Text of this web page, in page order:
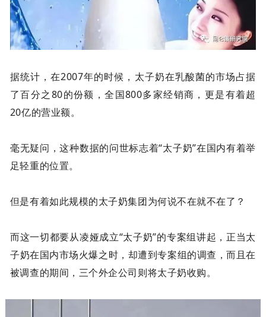
据统计，在2007年的时候，太子奶在乳酸菌的市场占据
了百分之80的份额，全国800多家经销商，更是有着超
20亿的营业额。
毫无疑问，这种数据的问世标志着“太子奶”在国内有着举
足轻重的位置。
但是有着如此规模的太子奶集团为何说不在就不在了？
而这一切都要从凌娅成立“太子奶”的专案组讲起，正当太
子奶在国内市场火爆之时，却遭到专案组的调查，而且在
被调查的期间，三个外企公司则将太子奶收购。